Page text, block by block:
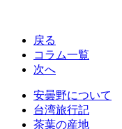
戻る
コラム一覧
次へ
安曇野について
台湾旅行記
茶葉の産地